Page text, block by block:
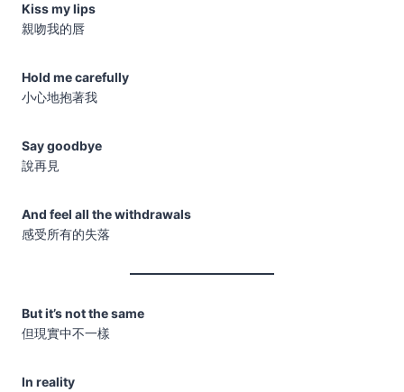
Kiss my lips
親吻我的唇
Hold me carefully
小心地抱著我
Say goodbye
說再見
And feel all the withdrawals
感受所有的失落
But it’s not the same
但現實中不一樣
In reality